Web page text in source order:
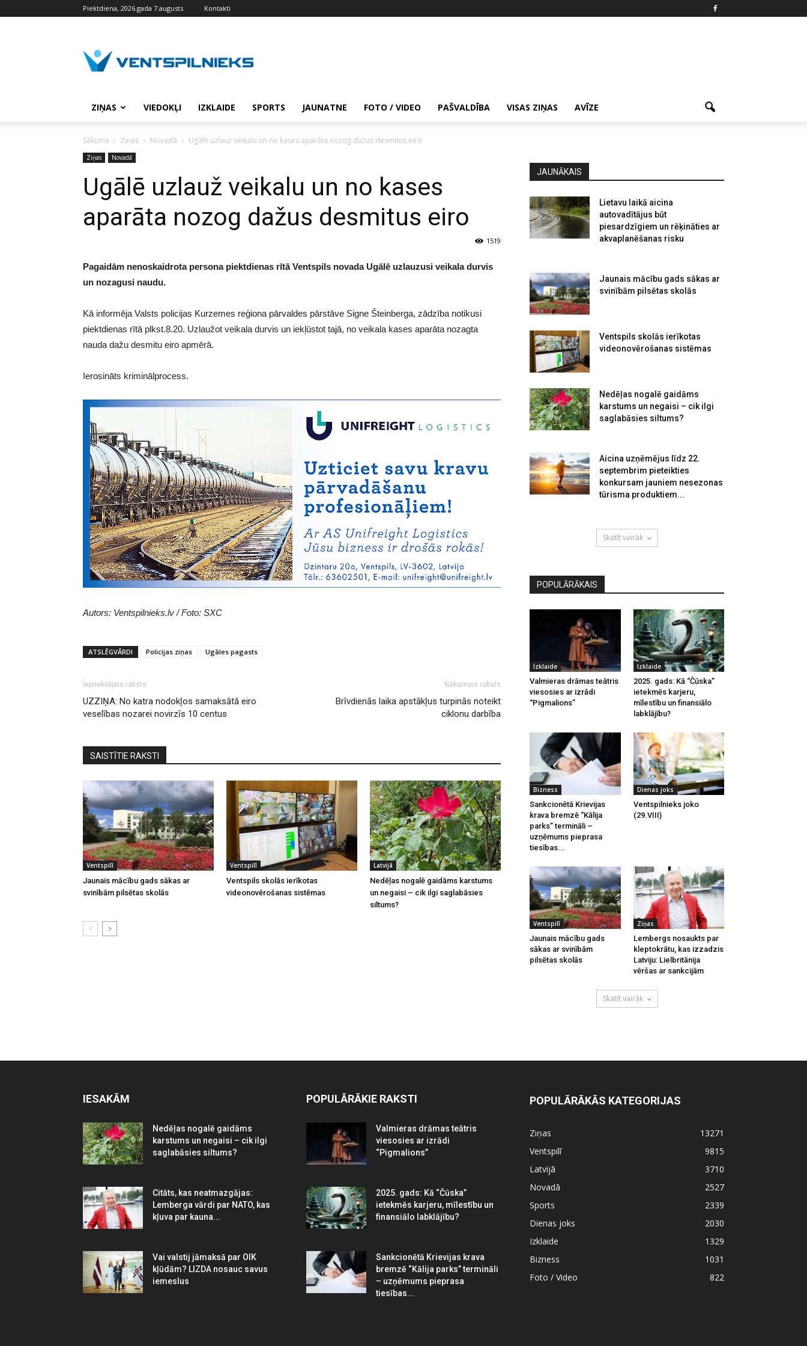
Piektdiena, 2026.gada 7.augusts Kontakti
ZIŅAS VIEDOKĻI IZKLAIDE SPORTS JAUNATNE FOTO / VIDEO PAŠVALDĪBA VISAS ZIŅAS AVĪZE
Sākums Ziņas Novadā Ugālē uzlauž veikalu un no kases aparāta nozog dažus desmitus eiro
Ziņas Novadā
Ugālē uzlauž veikalu un no kases
aparāta nozog dažus desmitus eiro
1519
Pagaidām nenoskaidrota persona piektdienas rītā Ventspils novada Ugālē uzlauzusi veikala durvis
un nozagusi naudu.
Kā informēja Valsts policijas Kurzemes reģiona pārvaldes pārstāve Signe Šteinberga, zādzība notikusi
piektdienas rītā plkst.8.20. Uzlaužot veikala durvis un iekļūstot tajā, no veikala kases aparāta nozagta
nauda dažu desmitu eiro apmērā.
Ierosināts kriminālprocess.
Autors: Ventspilnieks.lv / Foto: SXC
ATSLĒGVĀRDI Policijas ziņas Ugāles pagasts
Iepriekšējais raksts
UZZIŅA: No katra nodokļos samaksātā eiro
veselības nozarei novirzīs 10 centus
Nākamais raksts
Brīvdienās laika apstākļus turpinās noteikt
ciklonu darbība
SAISTĪTIE RAKSTI
Ventspilī
Jaunais mācību gads sākas ar
svinībām pilsētas skolās
Ventspilī
Ventspils skolās ierīkotas
videonovērošanas sistēmas
Latvijā
Nedēļas nogalē gaidāms karstums
un negaisi – cik ilgi saglabāsies
siltums?
JAUNĀKAIS
Lietavu laikā aicina
autovadītājus būt
piesardzīgiem un rēķināties ar
akvaplanēšanas risku
Jaunais mācību gads sākas ar
svinībām pilsētas skolās
Ventspils skolās ierīkotas
videonovērošanas sistēmas
Nedēļas nogalē gaidāms
karstums un negaisi – cik ilgi
saglabāsies siltums?
Aicina uzņēmējus līdz 22.
septembrim pieteikties
konkursam jauniem nesezonas
tūrisma produktiem...
Skatīt vairāk
POPULĀRĀKAIS
Izklaide
Valmieras drāmas teātris
viesosies ar izrādi
“Pigmalions”
Izklaide
2025. gads: Kā “Čūska”
ietekmēs karjeru,
mīlestību un finansiālo
labklājību?
Bizness
Sankcionētā Krievijas
krava bremzē “Kālija
parks” termināli –
uzņēmums pieprasa
tiesības...
Dienas joks
Ventspilnieks joko
(29.VIII)
Ventspilī
Jaunais mācību gads
sākas ar svinībām
pilsētas skolās
Ziņas
Lembergs nosaukts par
kleptokrātu, kas izzadzis
Latviju: Lielbritānija
vēršas ar sankcijām
Skatīt vairāk
IESAKĀM
Nedēļas nogalē gaidāms
karstums un negaisi – cik ilgi
saglabāsies siltums?
Citāts, kas neatmazgājas:
Lemberga vārdi par NATO, kas
kļuva par kauna...
Vai valstij jāmaksā par OIK
kļūdām? LIZDA nosauc savus
iemeslus
POPULĀRĀKIE RAKSTI
Valmieras drāmas teātris
viesosies ar izrādi
“Pigmalions”
2025. gads: Kā “Čūska”
ietekmēs karjeru, mīlestību un
finansiālo labklājību?
Sankcionētā Krievijas krava
bremzē “Kālija parks” termināli
– uzņēmums pieprasa
tiesības...
POPULĀRĀKĀS KATEGORIJAS
Ziņas
13271
Ventspilī
9815
Latvijā
3710
Novadā
2527
Sports
2339
Dienas joks
2030
Izklaide
1329
Bizness
1031
Foto / Video
822